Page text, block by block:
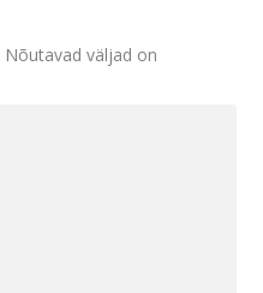
Nõutavad väljad on